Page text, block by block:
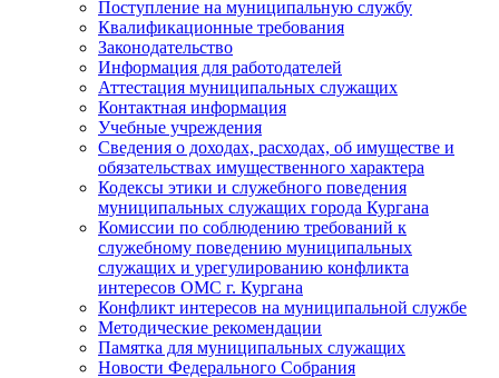
Поступление на муниципальную службу
Квалификационные требования
Законодательство
Информация для работодателей
Аттестация муниципальных служащих
Контактная информация
Учебные учреждения
Сведения о доходах, расходах, об имуществе и
обязательствах имущественного характера
Кодексы этики и служебного поведения
муниципальных служащих города Кургана
Комиссии по соблюдению требований к
служебному поведению муниципальных
служащих и урегулированию конфликта
интересов ОМС г. Кургана
Конфликт интересов на муниципальной службе
Методические рекомендации
Памятка для муниципальных служащих
Новости Федерального Cобрания